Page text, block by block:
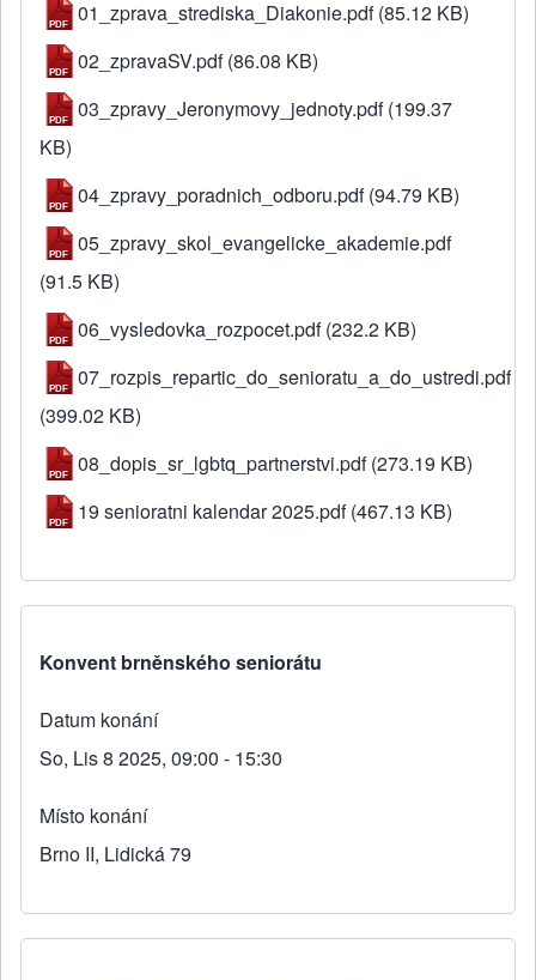
01_zprava_strediska_Diakonie.pdf (85.12 KB)
02_zpravaSV.pdf (86.08 KB)
03_zpravy_Jeronymovy_jednoty.pdf (199.37
KB)
04_zpravy_poradnich_odboru.pdf (94.79 KB)
05_zpravy_skol_evangelicke_akademie.pdf
(91.5 KB)
06_vysledovka_rozpocet.pdf (232.2 KB)
07_rozpis_repartic_do_senioratu_a_do_ustredi.pdf
(399.02 KB)
08_dopis_sr_lgbtq_partnerstvi.pdf (273.19 KB)
19 senioratni kalendar 2025.pdf (467.13 KB)
Konvent brněnského seniorátu
Datum konání
So, Lis 8 2025, 09:00 - 15:30
Místo konání
Brno II, Lidická 79